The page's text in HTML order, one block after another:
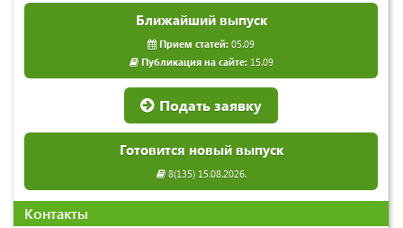
Ближайший выпуск
Прием статей: 05.09
Публикация на сайте:15.09
Подать заявку
Готовится новый выпуск
8(135) 15.08.2026.
Контакты